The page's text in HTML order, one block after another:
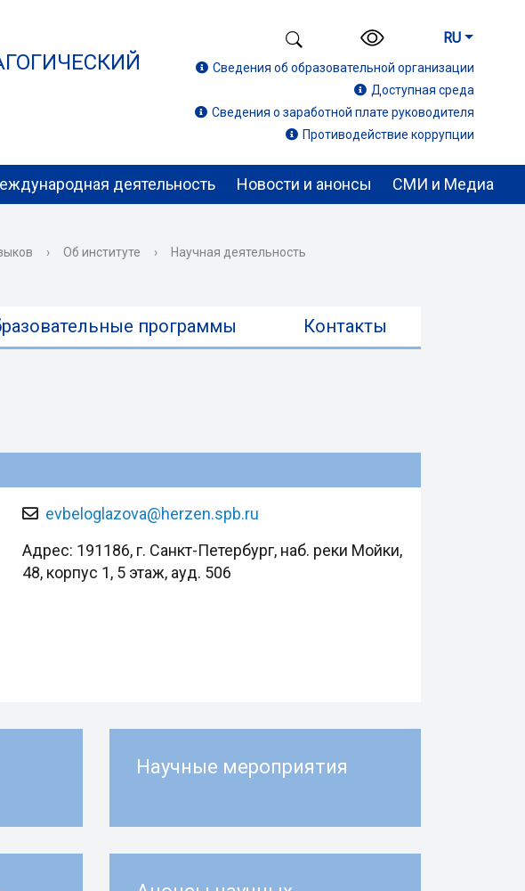
RU
Сведения об образовательной организации
Доступная среда
Сведения о заработной плате руководителя
Противодействие коррупции
деятельность Новости и анонсы СМИ и Медиа
› Об институте › Научная деятельность
программы Контакты
evbeloglazova@herzen.spb.ru
Адрес: 191186, г. Санкт-Петербург, наб. реки Мойки,
48, корпус 1, 5 этаж, ауд. 506
Научные мероприятия